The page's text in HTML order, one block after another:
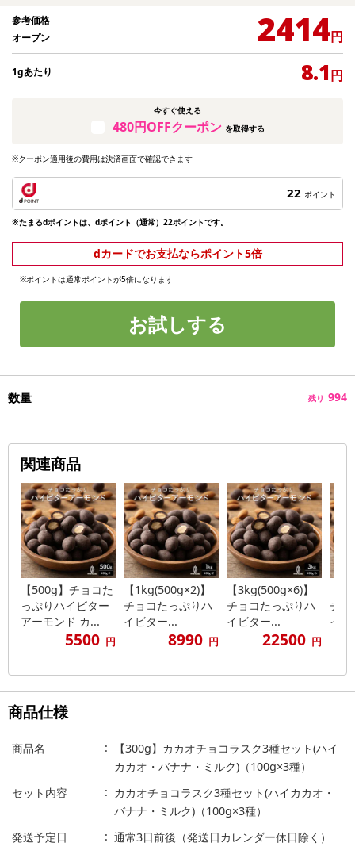
参考価格
オープン
2414円
1gあたり 8.1円
今すぐ使える
480円OFFクーポン を取得する
※クーポン適用後の費用は決済画面で確認できます
22 ポイント
※たまるdポイントは、dポイント（通常）22ポイントです。
dカードでお支払ならポイント5倍
※ポイントは通常ポイントが5倍になります
お試しする
数量 残り 994
関連商品
【500g】チョコた
っぷりハイビター
アーモンド カ...
5500 円
【1kg(500g×2)】
チョコたっぷりハ
イビター...
8990 円
【3kg(500g×6)】
チョコたっぷりハ
イビター...
22500 円
チョ
イ
商品仕様
商品名
【300g】カカオチョコラスク3種セット(ハイ
カカオ・バナナ・ミルク)（100g×3種）
セット内容
カカオチョコラスク3種セット(ハイカカオ・
バナナ・ミルク)（100g×3種）
発送予定日
通常3日前後（発送日カレンダー休日除く）